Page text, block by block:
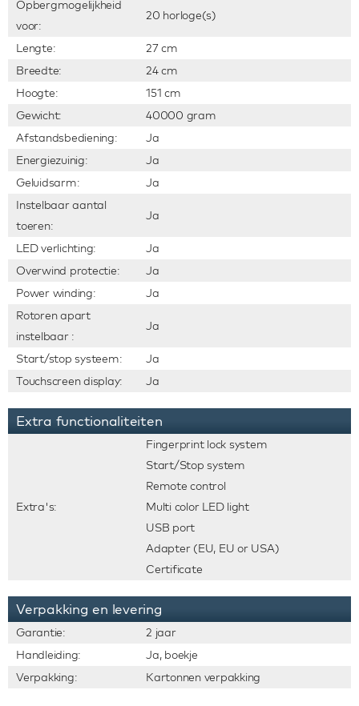
Opbergmogelijkheid
voor:
20 horloge(s)
Lengte:
27 cm
Breedte:
24 cm
Hoogte:
151 cm
Gewicht:
40000 gram
Afstandsbediening:
Ja
Energiezuinig:
Ja
Geluidsarm:
Ja
Instelbaar aantal
toeren:
Ja
LED verlichting:
Ja
Overwind protectie:
Ja
Power winding:
Ja
Rotoren apart
instelbaar :
Ja
Start/stop systeem:
Ja
Touchscreen display:
Ja
Extra functionaliteiten
Extra's:
Fingerprint lock system
Start/Stop system
Remote control
Multi color LED light
USB port
Adapter (EU, EU or USA)
Certificate
Verpakking en levering
Garantie:
2 jaar
Handleiding:
Ja, boekje
Verpakking:
Kartonnen verpakking